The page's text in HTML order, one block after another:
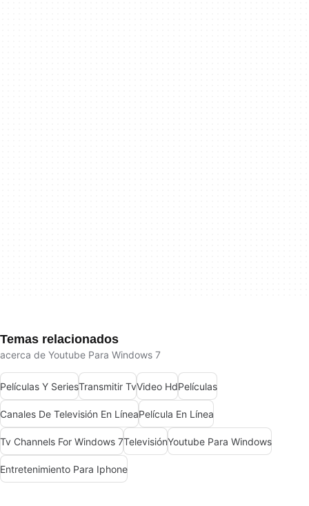
Temas relacionados
acerca de Youtube Para Windows 7
Películas Y SeriesTransmitir TvVideo HdPelículas
Canales De Televisión En LíneaPelícula En Línea
Tv Channels For Windows 7TelevisiónYoutube Para Windows
Entretenimiento Para Iphone